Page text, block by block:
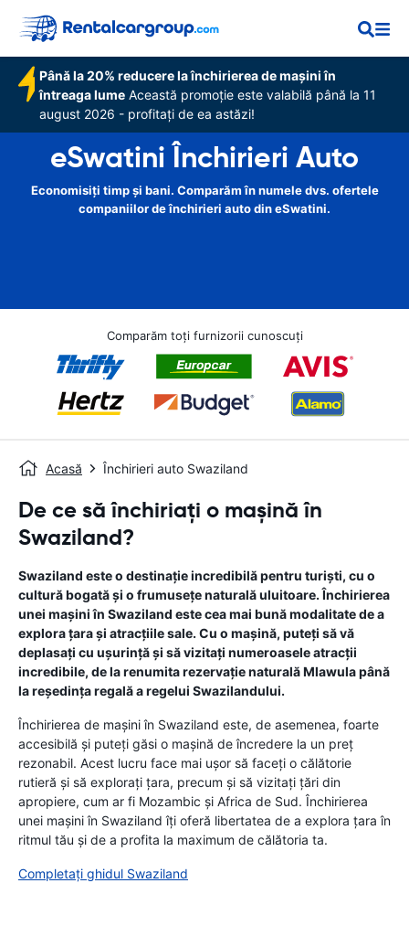
Până la 20% reducere la închirierea de mașini în
întreaga lume Această promoție este valabilă până la 11
august 2026 - profitați de ea astăzi!
eSwatini Închirieri Auto
Economisiți timp și bani. Comparăm în numele dvs. ofertele
companiilor de închirieri auto din eSwatini.
Comparăm toți furnizorii cunoscuți
Acasă Închirieri auto Swaziland
De ce să închiriați o mașină în
Swaziland?
Swaziland este o destinație incredibilă pentru turiști, cu o
cultură bogată și o frumusețe naturală uluitoare. Închirierea
unei mașini în Swaziland este cea mai bună modalitate de a
explora țara și atracțiile sale. Cu o mașină, puteți să vă
deplasați cu ușurință și să vizitați numeroasele atracții
incredibile, de la renumita rezervație naturală Mlawula până
la reședința regală a regelui Swazilandului.
Închirierea de mașini în Swaziland este, de asemenea, foarte
accesibilă și puteți găsi o mașină de încredere la un preț
rezonabil. Acest lucru face mai ușor să faceți o călătorie
rutieră și să explorați țara, precum și să vizitați țări din
apropiere, cum ar fi Mozambic și Africa de Sud. Închirierea
unei mașini în Swaziland îți oferă libertatea de a explora țara în
ritmul tău și de a profita la maximum de călătoria ta.
Completați ghidul Swaziland